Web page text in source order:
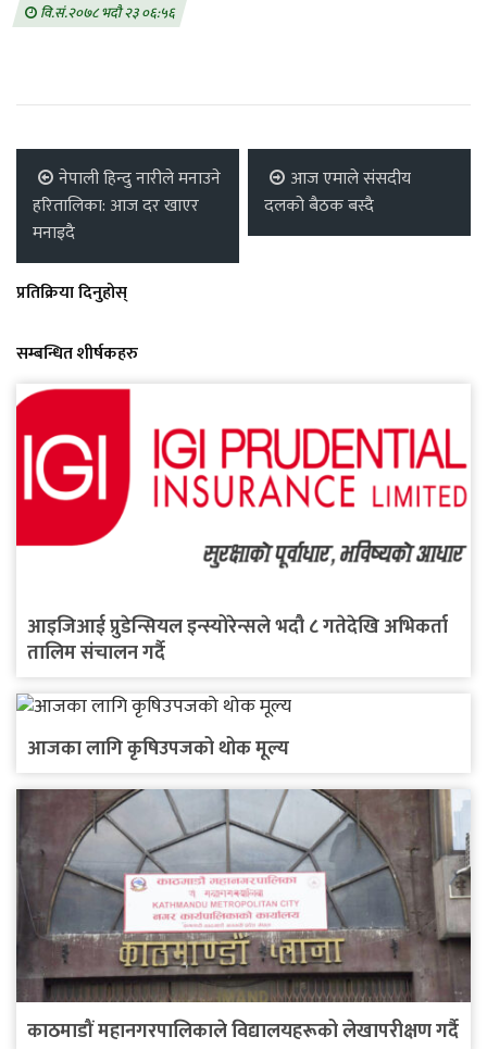
वि.सं.२०७८ भदौ २३ ०६:५६
नेपाली हिन्दु नारीले मनाउने
हरितालिका: आज दर खाएर
मनाइदै
आज एमाले संसदीय
दलको बैठक बस्दै
प्रतिक्रिया दिनुहोस्
सम्बन्धित शीर्षकहरु
आइजिआई प्रुडेन्सियल इन्स्योरेन्सले भदौ ८ गतेदेखि अभिकर्ता
तालिम संचालन गर्दै
आजका लागि कृषिउपजको थोक मूल्य
काठमाडौं महानगरपालिकाले विद्यालयहरूको लेखापरीक्षण गर्दै